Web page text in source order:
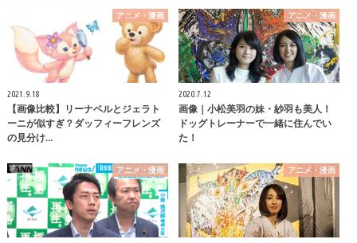
アニメ・漫画
2021.9.18
【画像比較】リーナベルとジェラト
ーニが似すぎ？ダッフィーフレンズ
の見分け…
アニメ・漫画
2020.7.12
画像｜小松美羽の妹・紗羽も美人！
ドッグトレーナーで一緒に住んでい
た！
アニメ・漫画 アニメ・漫画